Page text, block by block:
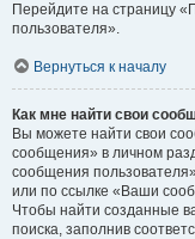
Перейдите на страницу
пользователя».
Вернуться к началу
Как мне найти свои
Вы можете найти свои
сообщения» в личном
сообщения
или по ссылке «Ваши
Чтобы найти созданные
поиска, заполнив